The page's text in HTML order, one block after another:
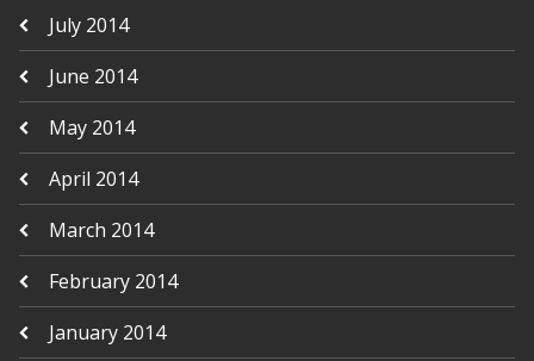
July 2014
June 2014
May 2014
April 2014
March 2014
February 2014
January 2014